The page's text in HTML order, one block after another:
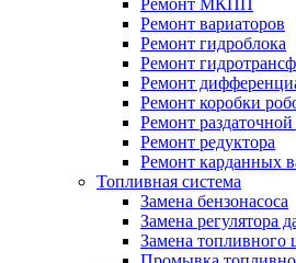
Ремонт МКПП
Ремонт вариаторов
Ремонт гидроблока
Ремонт
Ремонт
Ремонт коробки
Ремонт
Ремонт редуктора
Ремонт карданных
Топливная система
Замена бензонасоса
Замена регулятора
Замена топливного